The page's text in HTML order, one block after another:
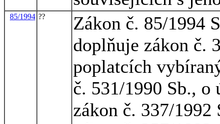
85/1994 ??
Zákon č. 85/1994
doplňuje zákon č.
poplatcích
č. 531/1990 Sb., o
zákon č. 337/1992